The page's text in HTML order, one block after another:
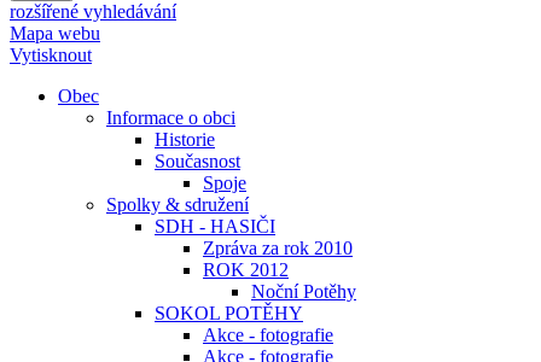
rozšířené vyhledávání
Mapa webu
Vytisknout
Obec
Informace o obci
Historie
Současnost
Spoje
Spolky & sdružení
SDH - HASIČI
Zpráva za rok 2010
ROK 2012
Noční Potěhy
SOKOL POTĚHY
Akce - fotografie
Akce - fotografie